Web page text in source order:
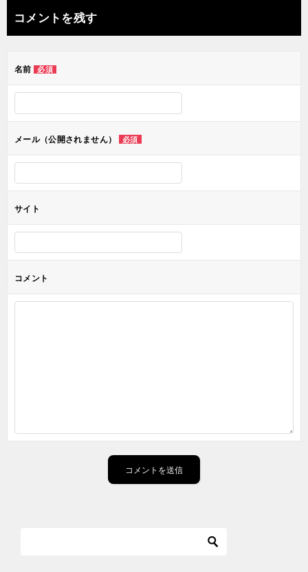
ナ
ビ
ー
ン
コメントを残す
名前 必須
メール（公開されません） 必須
サイト
コメント